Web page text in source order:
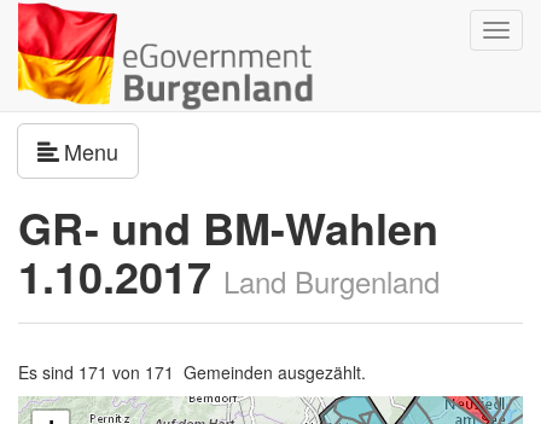
Menu
GR- und BM-Wahlen
1.10.2017 Land Burgenland
Es sind 171 von 171 Gemeinden ausgezählt.